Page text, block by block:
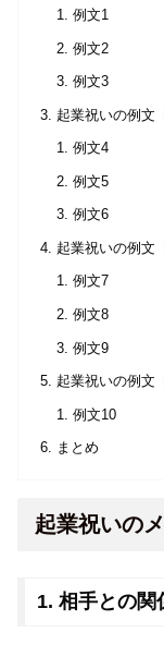
例文1
例文2
例文3
起業祝いの例文
例文4
例文5
例文6
起業祝いの例文
例文7
例文8
例文9
起業祝いの例文
例文10
まとめ
起業祝いの
1. 相手との関